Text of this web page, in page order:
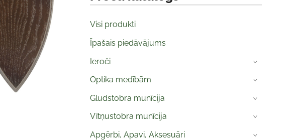
Visi produkti
Īpašais piedāvājums
Ieroči
›
Optika medībām ›
Gludstobra munīcija ›
Vītņustobra munīcija ›
Apgērbi, Apavi, Aksesuāri ›